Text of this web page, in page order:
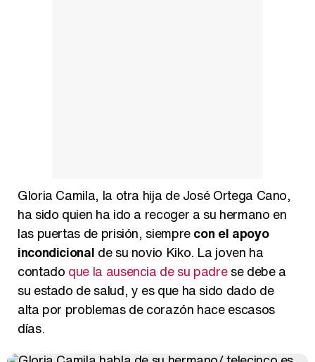
Magdalena de Suecia responde a las críticas y explica por qué le han permitido lanzar su propio negocio
Gloria Camila, la otra hija de José Ortega Cano,
ha sido quien ha ido a recoger a su hermano en
las puertas de prisión, siemprecon el apoyo
incondicional de su novio Kiko. La joven ha
contado que la ausencia de su padrese debe a
su estado de salud, y es que ha sido dado de
alta por problemas de corazón hace escasos
días.